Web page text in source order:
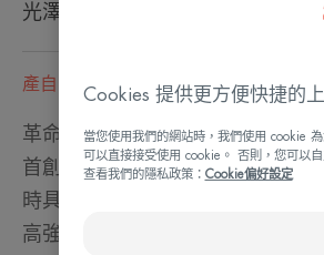
光澤感 - 光保護 - 光老化 - 保護肌
產自 法國
革命創新：
首創SPF50+ 防曬精華液，專為
時具養膚功效的客人而設計。
高強防護：
Cookies 提供更方便快捷的
當您使用我們的網站時，我們使用 cookie
可以直接接受使用 cookie。 否則，您可以
查看我們的隱私政策： Cookie偏好設定